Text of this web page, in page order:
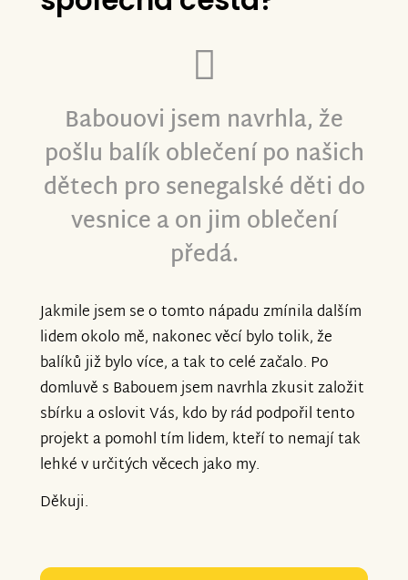
Babouovi jsem navrhla, že
pošlu balík oblečení po našich
dětech pro senegalské děti do
vesnice a on jim oblečení
předá.
Jakmile jsem se o tomto nápadu zmínila dalším
lidem okolo mě, nakonec věcí bylo tolik, že
balíků již bylo více, a tak to celé začalo. Po
domluvě s Babouem jsem navrhla zkusit založit
sbírku a oslovit Vás, kdo by rád podpořil tento
projekt a pomohl tím lidem, kteří to nemají tak
lehké v určitých věcech jako my.
Děkuji.